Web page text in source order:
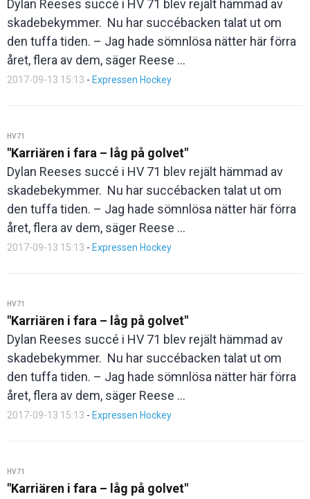
Dylan Reeses succé i HV 71 blev rejält hämmad av
skadebekymmer. Nu har succébacken talat ut om
den tuffa tiden. – Jag hade sömnlösa nätter här förra
året, flera av dem, säger Reese ...
2017-09-13 15:13 - Expressen Hockey
HV71
"Karriären i fara – låg på golvet"
Dylan Reeses succé i HV 71 blev rejält hämmad av
skadebekymmer. Nu har succébacken talat ut om
den tuffa tiden. – Jag hade sömnlösa nätter här förra
året, flera av dem, säger Reese ...
2017-09-13 15:13 - Expressen Hockey
HV71
"Karriären i fara – låg på golvet"
Dylan Reeses succé i HV 71 blev rejält hämmad av
skadebekymmer. Nu har succébacken talat ut om
den tuffa tiden. – Jag hade sömnlösa nätter här förra
året, flera av dem, säger Reese ...
2017-09-13 15:13 - Expressen Hockey
HV71
"Karriären i fara – låg på golvet"